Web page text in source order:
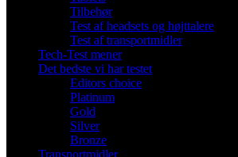
Tilbehør
Test af headsets og højttalere
Test af transportmidler
Tech-Test mener
Det bedste vi har testet
Editors choice
Platinum
Gold
Silver
Bronze
Transportmidler